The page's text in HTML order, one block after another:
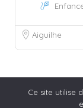
Aiguilhe
Ce site utilise